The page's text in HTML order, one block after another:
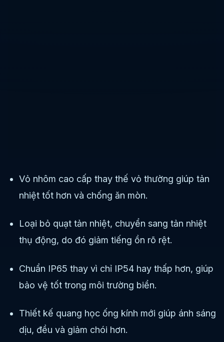
Vỏ nhôm cao cấp thay thế vỏ thường giúp tản
nhiệt tốt hơn và chống ăn mòn.
Loại bỏ quạt tản nhiệt, chuyển sang tản nhiệt
thụ động, do đó giảm tiếng ồn rõ rệt.
Chuẩn IP65 thay vì chỉ IP54 hay thấp hơn, giúp
bảo vệ tốt trong môi trường biển.
Thiết kế quang học ống kính mới giúp ánh sáng
dịu, đều và giảm chói hơn.